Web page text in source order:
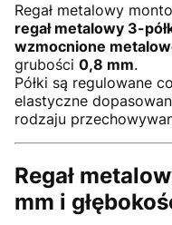
Regał metalowy
regał metalowy 3-
wzmocnione
grubości 0,8 mm.
Półki są regulowane
elastyczne
rodzaju
Regał
mm i